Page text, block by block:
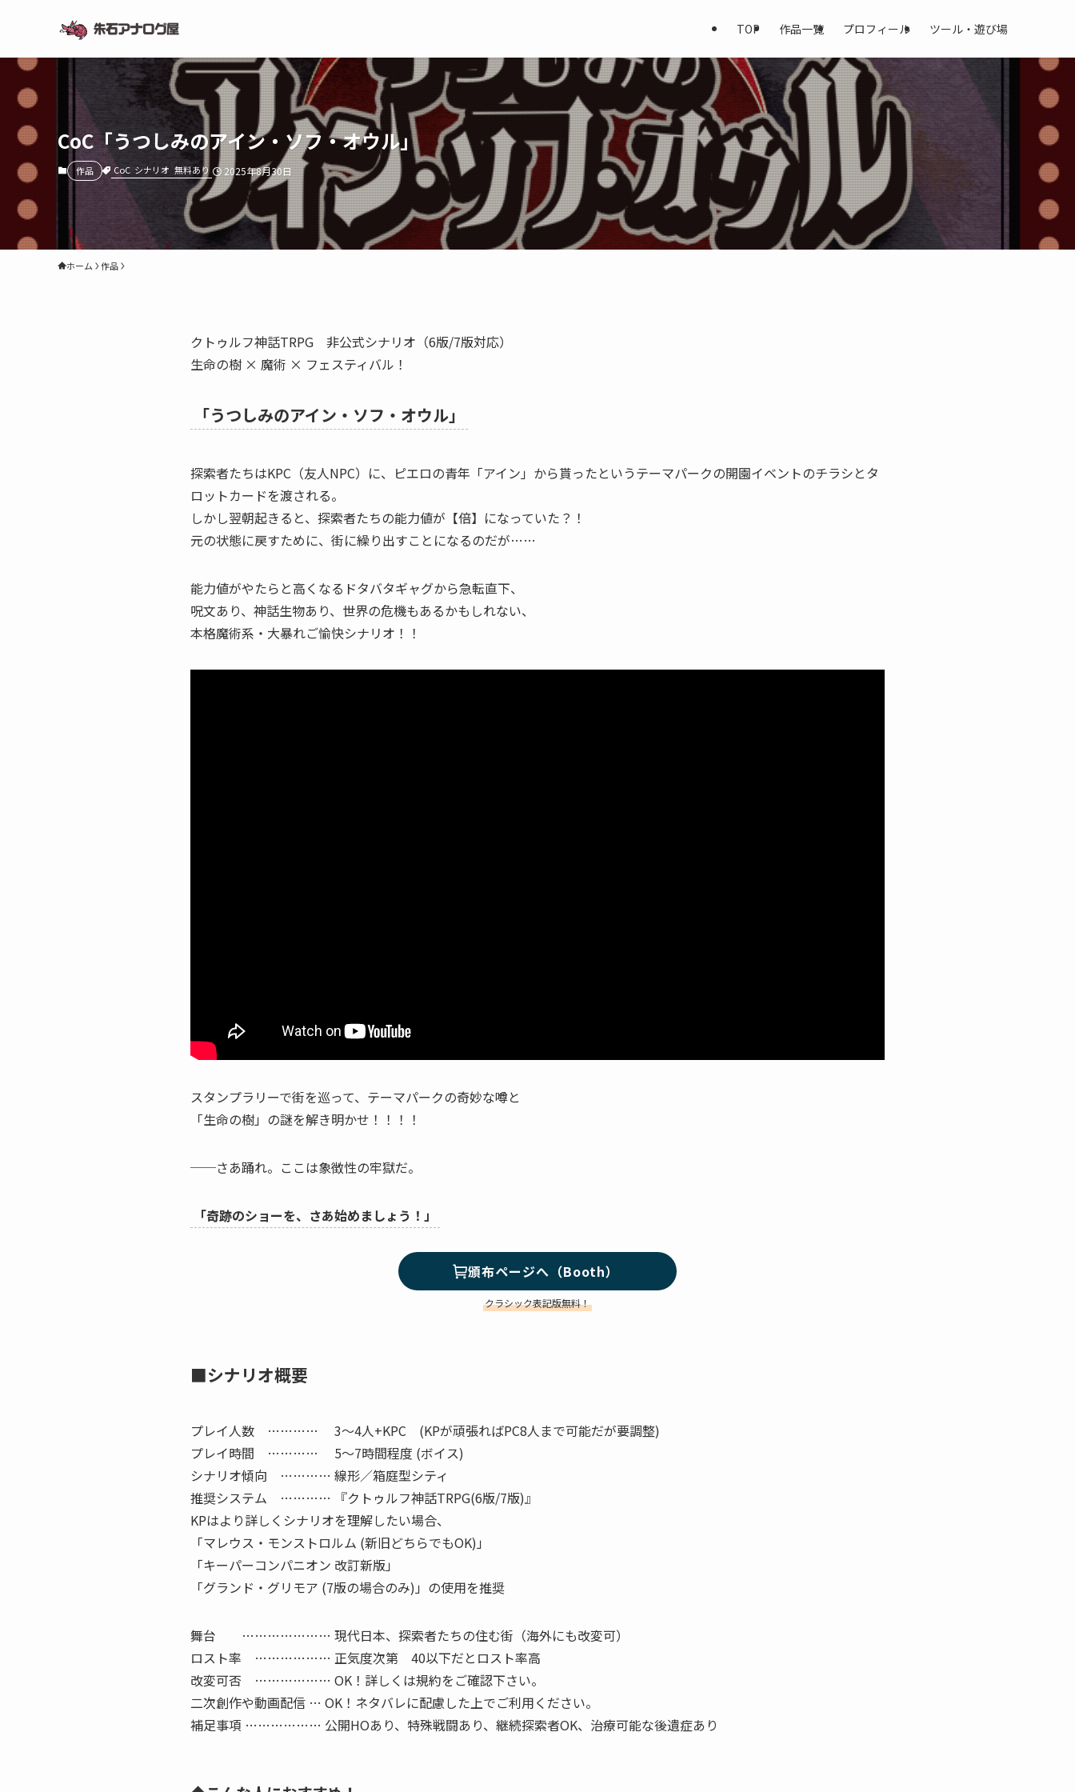
TOP 作品一覧 プロフィール ツール・遊び場
CoC「うつしみのアイン・ソフ・オウル」
作品 CoC シナリオ 無料あり 2025年8月30日
ホーム 作品
クトゥルフ神話TRPG 非公式シナリオ（6版/7版対応）
生命の樹 × 魔術 × フェスティバル！
「うつしみのアイン・ソフ・オウル」
探索者たちはKPC（友人NPC）に、ピエロの青年「アイン」から貰ったというテーマパークの開園イベントのチラシとタ
ロットカードを渡される。
しかし翌朝起きると、探索者たちの能力値が【倍】になっていた？！
元の状態に戻すために、街に繰り出すことになるのだが……
能力値がやたらと高くなるドタバタギャグから急転直下、
呪文あり、神話生物あり、世界の危機もあるかもしれない、
本格魔術系・大暴れご愉快シナリオ！！
スタンプラリーで街を巡って、テーマパークの奇妙な噂と
「生命の樹」の謎を解き明かせ！！！！
──さあ踊れ。ここは象徴性の牢獄だ。
「奇跡のショーを、さあ始めましょう！」
頒布ページへ（Booth）
クラシック表記版無料！
■シナリオ概要
プレイ人数 ………… 3～4人+KPC (KPが頑張ればPC8人まで可能だが要調整)
プレイ時間 ………… 5～7時間程度 (ボイス)
シナリオ傾向 ………… 線形／箱庭型シティ
推奨システム ………… 『クトゥルフ神話TRPG(6版/7版)』
KPはより詳しくシナリオを理解したい場合、
「マレウス・モンストロルム (新旧どちらでもOK)」
「キーパーコンパニオン 改訂新版」
「グランド・グリモア (7版の場合のみ)」の使用を推奨
舞台 ………………… 現代日本、探索者たちの住む街（海外にも改変可）
ロスト率 ……………… 正気度次第 40以下だとロスト率高
改変可否 ……………… OK！詳しくは規約をご確認下さい。
二次創作や動画配信 … OK！ネタバレに配慮した上でご利用ください。
補足事項 ……………… 公開HOあり、特殊戦闘あり、継続探索者OK、治療可能な後遺症あり